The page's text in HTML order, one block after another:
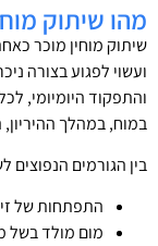
מהו שיתוק
שיתוק מוחין מוכר
ועשוי לפגוע בצורה
והתפקוד היומיומי,
במוח, במהלך ההיריון,
בין הגורמים הנפוצים
התפתחות של
מום מולד בשל